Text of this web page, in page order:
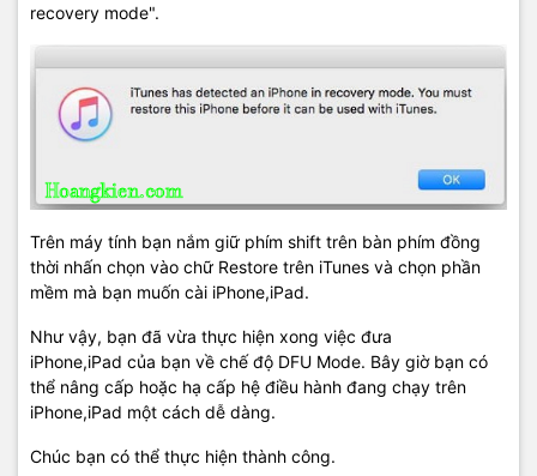
recovery mode".
Trên máy tính bạn nắm giữ phím shift trên bàn phím đồng
thời nhấn chọn vào chữ Restore trên iTunes và chọn phần
mềm mà bạn muốn cài iPhone,iPad.
Như vậy, bạn đã vừa thực hiện xong việc đưa
iPhone,iPad của bạn về chế độ DFU Mode. Bây giờ bạn có
thể nâng cấp hoặc hạ cấp hệ điều hành đang chạy trên
iPhone,iPad một cách dễ dàng.
Chúc bạn có thể thực hiện thành công.